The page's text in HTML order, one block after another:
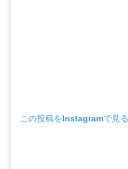
この投稿をInstagramで見る